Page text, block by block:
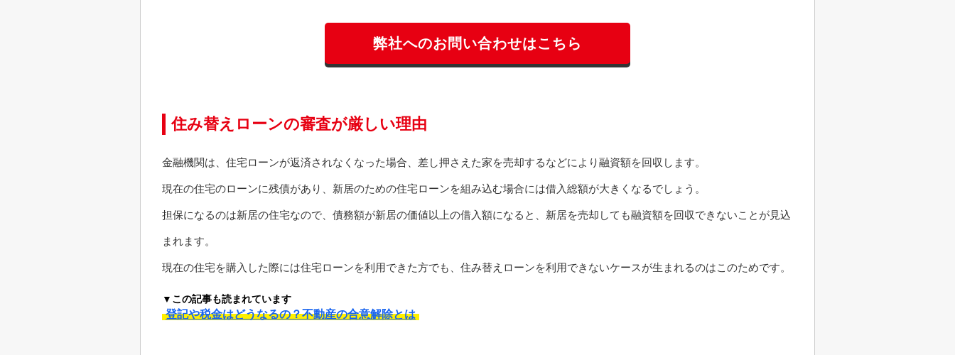
弊社へのお問い合わせはこちら
住み替えローンの審査が厳しい理由
金融機関は、住宅ローンが返済されなくなった場合、差し押さえた家を売却するなどにより融資額を回収します。
現在の住宅のローンに残債があり、新居のための住宅ローンを組み込む場合には借入総額が大きくなるでしょう。
担保になるのは新居の住宅なので、債務額が新居の価値以上の借入額になると、新居を売却しても融資額を回収できないことが見込
まれます。
現在の住宅を購入した際には住宅ローンを利用できた方でも、住み替えローンを利用できないケースが生まれるのはこのためです。
▼この記事も読まれています
登記や税金はどうなるの？不動産の合意解除とは